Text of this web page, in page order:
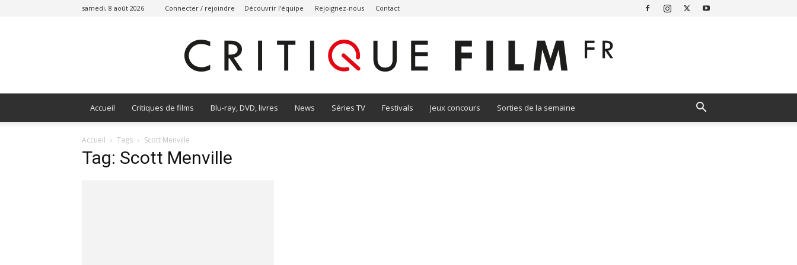
samedi, 8 août 2026 Connecter / rejoindre Découvrir l’équipe Rejoignez-nous Contact
Accueil Critiques de films Blu-ray, DVD, livres News Séries TV Festivals Jeux concours Sorties de la semaine
Accueil Tags Scott Menville
Tag: Scott Menville